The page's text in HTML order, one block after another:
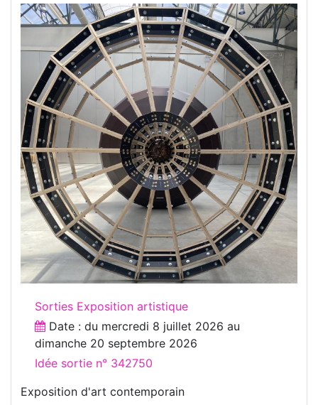
Sorties Exposition artistique
Date : du mercredi 8 juillet 2026 au
dimanche 20 septembre 2026
Idée sortie n° 342750
Exposition d'art contemporain